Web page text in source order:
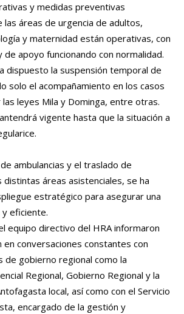
y medidas preventivas
las áreas de urgencia de adultos,
y maternidad están operativas, con
apoyo funcionando con normalidad.
dispuesto la suspensión temporal de
solo el acompañamiento en los casos
leyes Mila y Dominga, entre otras.
vigente hasta que la situación a
ambulancias y el traslado de
distintas áreas asistenciales, se ha
estratégico para asegurar una
eficiente.
equipo directivo del HRA informaron
en conversaciones constantes con
de gobierno regional como la
Regional, Gobierno Regional y la
local, así como con el Servicio
encargado de la gestión y